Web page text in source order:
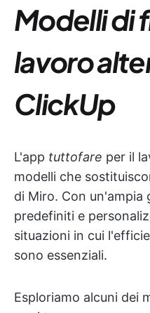
Modelli di
lavoro
ClickUp
L'app tuttofare per il
modelli che
di Miro. Con un'ampia
predefiniti e
situazioni in cui
sono essenziali.
Esploriamo alcuni dei